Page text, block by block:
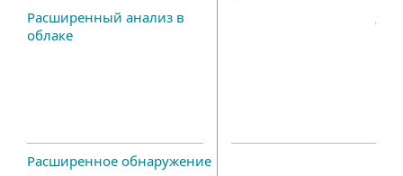
Расширенный анализ в
облаке
Расширенное обнаружение